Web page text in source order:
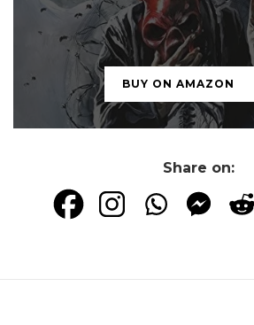
...
BUY ON AMAZON
Share on: